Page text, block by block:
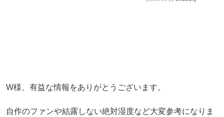
W様、有益な情報をありがとうございます。
自作のファンや結露しない絶対湿度など大変参考になりま